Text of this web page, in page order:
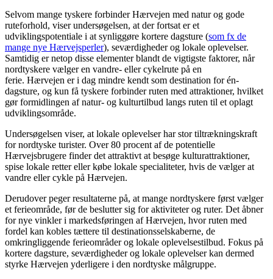
Selvom mange tyskere forbinder Hærvejen med natur og gode
ruteforhold, viser undersøgelsen, at der fortsat er et
udviklingspotentiale i at synliggøre kortere dagsture (som fx de
mange nye Hærvejsperler), seværdigheder og lokale oplevelser.
Samtidig er netop disse elementer blandt de vigtigste faktorer, når
nordtyskere vælger en vandre- eller cykelrute på en
ferie. Hærvejen er i dag mindre kendt som destination for én-
dagsture, og kun få tyskere forbinder ruten med attraktioner, hvilket
gør formidlingen af natur- og kulturtilbud langs ruten til et oplagt
udviklingsområde.
Undersøgelsen viser, at lokale oplevelser har stor tiltrækningskraft
for nordtyske turister. Over 80 procent af de potentielle
Hærvejsbrugere finder det attraktivt at besøge kulturattraktioner,
spise lokale retter eller købe lokale specialiteter, hvis de vælger at
vandre eller cykle på Hærvejen.
Derudover peger resultaterne på, at mange nordtyskere først vælger
et ferieområde, før de beslutter sig for aktiviteter og ruter. Det åbner
for nye vinkler i markedsføringen af Hærvejen, hvor ruten med
fordel kan kobles tættere til destinationsselskaberne, de
omkringliggende ferieområder og lokale oplevelsestilbud. Fokus på
kortere dagsture, seværdigheder og lokale oplevelser kan dermed
styrke Hærvejen yderligere i den nordtyske målgruppe.